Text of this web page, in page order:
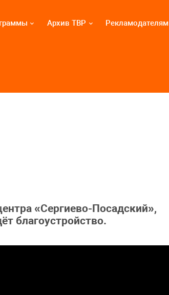
Архив ТВР Рекламодателям
«Сергиево-Посадский»,
благоустройство.